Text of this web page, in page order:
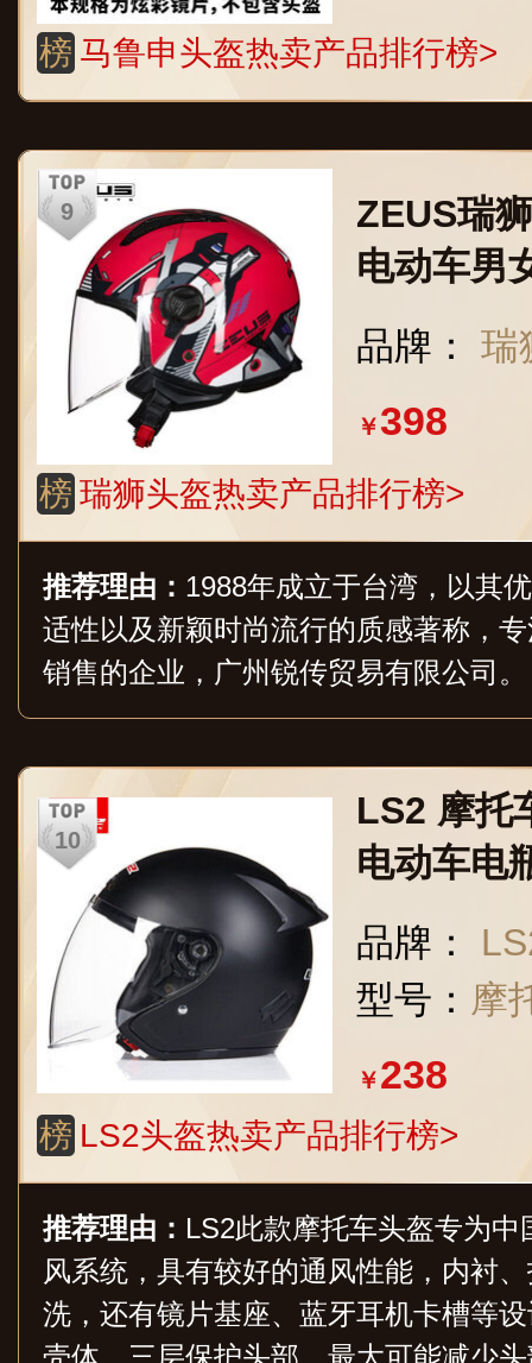
榜 马鲁申头盔热卖产品排行榜>
ZEUS瑞
电动车男
全帽
品牌： 瑞
￥398
榜 瑞狮头盔热卖产品排行榜>
推荐理由： 1988年成立于台湾，以其
适性以及新颖时尚流行的质感著称，
销售的企业，广州锐传贸易有限公司。
LS2 摩托
电动车电
品牌：
型号： 摩
￥238
榜 LS2头盔热卖产品排行榜>
推荐理由： LS2此款摩托车头盔专为
风系统，具有较好的通风性能，内衬
洗，还有镜片基座、蓝牙耳机卡槽等
壳体，三层保护头部，最大可能减少